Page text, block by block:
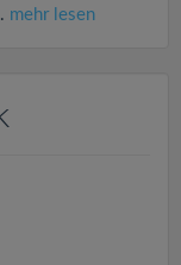
mehr lesen